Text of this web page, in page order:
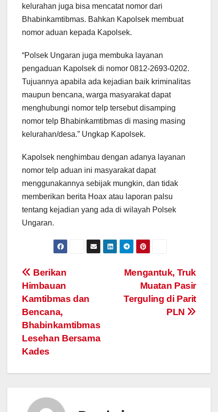
kelurahan juga bisa mencatat nomor dari
Bhabinkamtibmas. Bahkan Kapolsek membuat
nomor aduan kepada Kapolsek.
“Polsek Ungaran juga membuka layanan
pengaduan Kapolsek di nomor 0812-2693-0202.
Tujuannya apabila ada kejadian baik kriminalitas
maupun bencana, warga masyarakat dapat
menghubungi nomor telp tersebut disamping
nomor telp Bhabinkamtibmas di masing masing
kelurahan/desa.” Ungkap Kapolsek.
Kapolsek nenghimbau dengan adanya layanan
nomor telp aduan ini masyarakat dapat
menggunakannya sebijak mungkin, dan tidak
memberikan berita Hoax atau laporan palsu
tentang kejadian yang ada di wilayah Polsek
Ungaran.
Post
navigation
Mengantuk, Truk
Muatan Pasir
Terguling di Parit
PLN
Berikan
Himbauan
Kamtibmas dan
Bencana,
Bhabinkamtibmas
Lesehan Bersama
Kades